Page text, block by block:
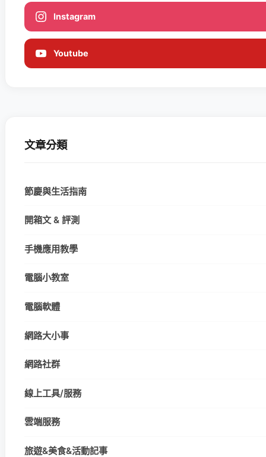
Instagram
Youtube
文章分類
節慶與生活指南
開箱文 & 評測
手機應用教學
電腦小教室
電腦軟體
網路大小事
網路社群
線上工具/服務
雲端服務
旅遊&美食&活動記事